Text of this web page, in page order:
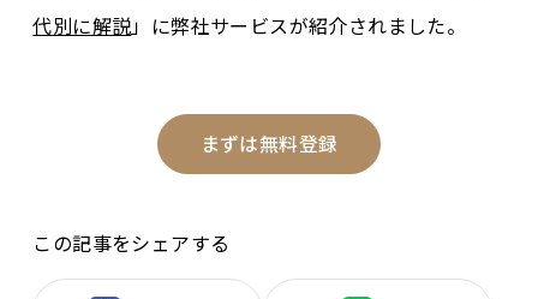
代別に解説」に弊社サービスが紹介されました。
まずは無料登録
この記事をシェアする